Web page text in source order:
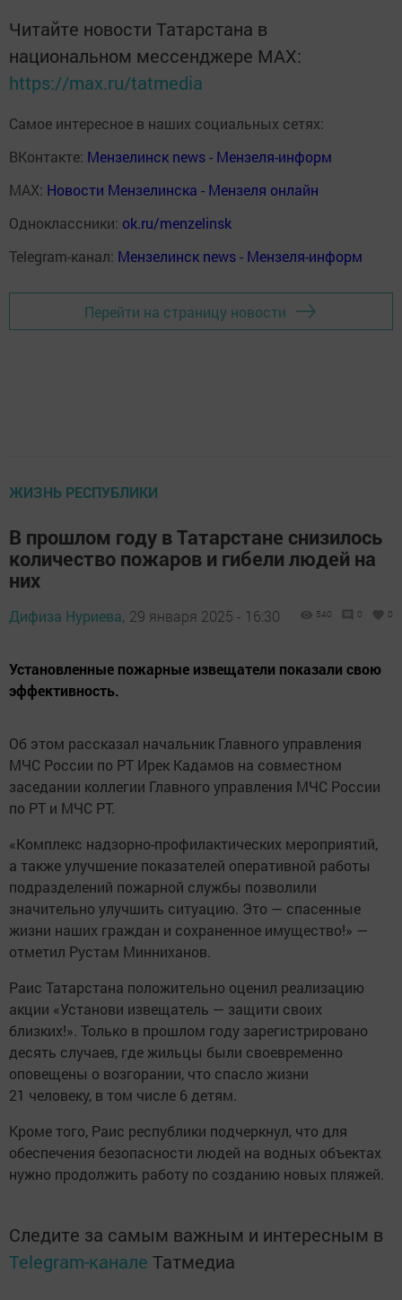
Читайте новости Татарстана в
национальном мессенджере MАХ:
https://max.ru/tatmedia
Самое интересное в наших социальных сетях:
ВКонтакте: Мензелинск news - Мензеля-информ
MAX: Новости Мензелинска - Мензеля онлайн
Одноклассники: ok.ru/menzelinsk
Telegram-канал: Мензелинск news - Мензеля-информ
Перейти на страницу новости
ЖИЗНЬ РЕСПУБЛИКИ
В прошлом году в Татарстане снизилось
количество пожаров и гибели людей на
них
Дифиза Нуриева, 29 января 2025 - 16:30 540 0 0
Установленные пожарные извещатели показали свою
эффективность.
Об этом рассказал начальник Главного управления
МЧС России по РТ Ирек Кадамов на совместном
заседании коллегии Главного управления МЧС России
по РТ и МЧС РТ.
«Комплекс надзорно-профилактических мероприятий,
а также улучшение показателей оперативной работы
подразделений пожарной службы позволили
значительно улучшить ситуацию. Это — спасенные
жизни наших граждан и сохраненное имущество!» —
отметил Рустам Минниханов.
Раис Татарстана положительно оценил реализацию
акции «Установи извещатель — защити своих
близких!». Только в прошлом году зарегистрировано
десять случаев, где жильцы были своевременно
оповещены о возгорании, что спасло жизни
21 человеку, в том числе 6 детям.
Кроме того, Раис республики подчеркнул, что для
обеспечения безопасности людей на водных объектах
нужно продолжить работу по созданию новых пляжей.
Следите за самым важным и интересным в
Telegram-канале Татмедиа